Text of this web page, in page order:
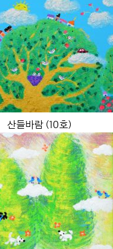
산들바람 (10호)